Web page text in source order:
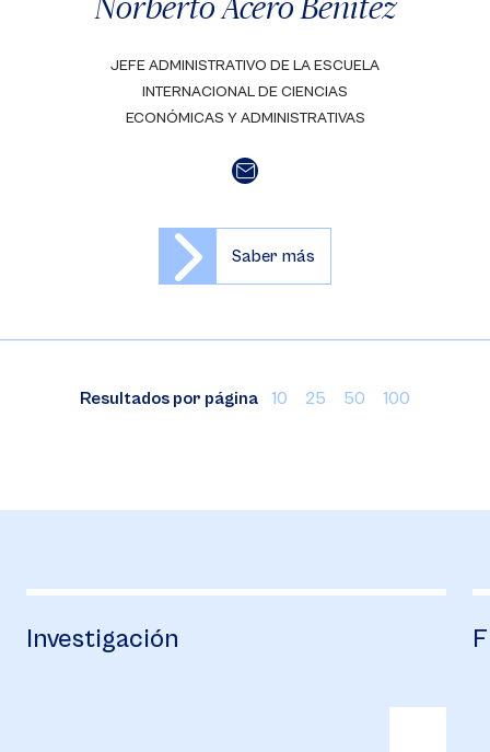
JEFE ADMINISTRATIVO DE LA ESCUELA
INTERNACIONAL DE CIENCIAS
ECONÓMICAS Y ADMINISTRATIVAS
Saber más
Resultados por página 10 25 50 100